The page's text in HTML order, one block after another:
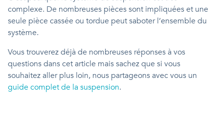
complexe. De nombreuses pièces sont impliquées et une
seule pièce cassée ou tordue peut saboter l’ensemble du
système.
Vous trouverez déjà de nombreuses réponses à vos
questions dans cet article mais sachez que si vous
souhaitez aller plus loin, nous partageons avec vous un
guide complet de la suspension.